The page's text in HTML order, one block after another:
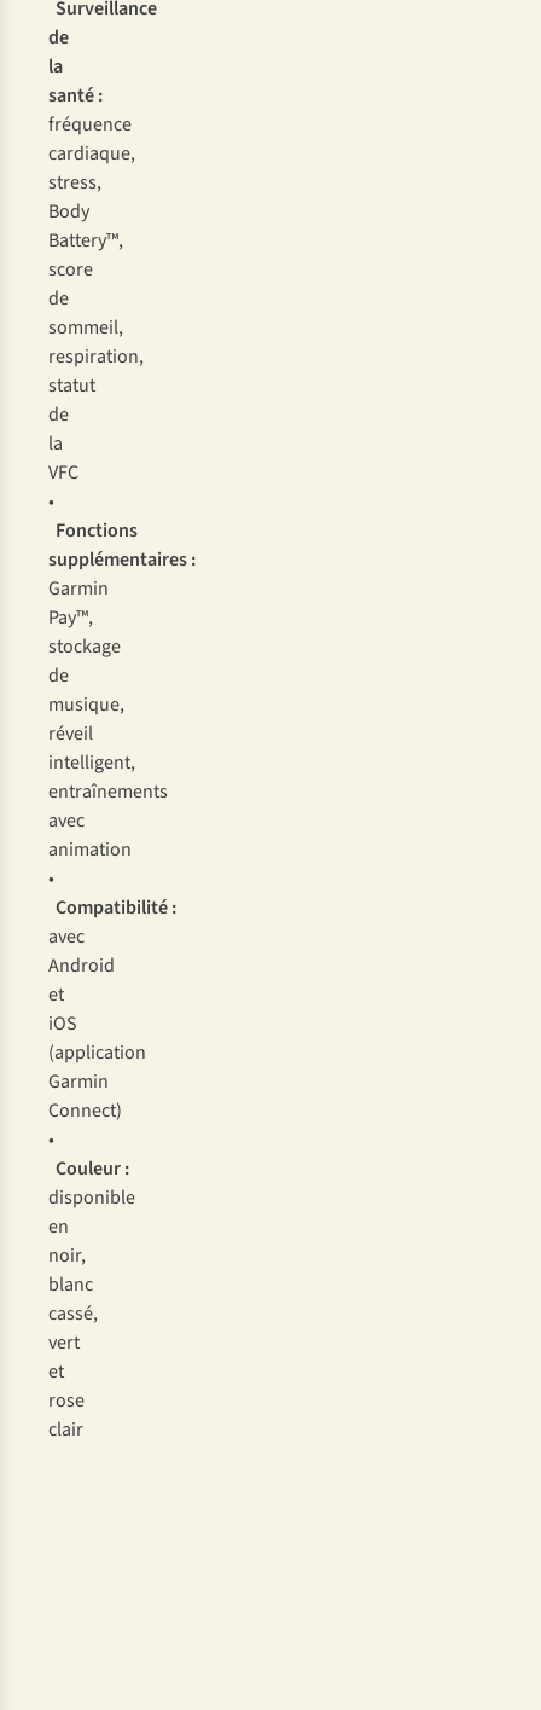
Surveillance
de
la
santé :
fréquence
cardiaque,
stress,
Body
Battery™,
score
de
sommeil,
respiration,
statut
de
la
VFC
•
Fonctions
supplémentaires :
Garmin
Pay™,
stockage
de
musique,
réveil
intelligent,
entraînements
avec
animation
•
Compatibilité :
avec
Android
et
iOS
(application
Garmin
Connect)
•
Couleur :
disponible
en
noir,
blanc
cassé,
vert
et
rose
clair